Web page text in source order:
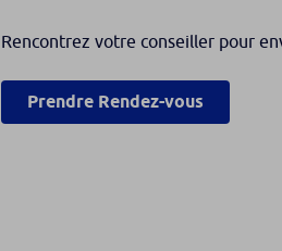
Rencontrez votre conseiller pour
Prendre Rendez-vous